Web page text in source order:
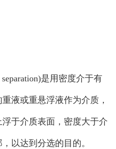
是用密度介于有
液或重悬浮液作为介质，
于介质表面，密度大于介
以达到分选的目的。